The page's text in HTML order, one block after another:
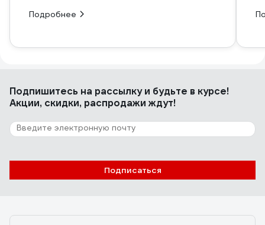
Подробнее
Подпишитесь на рассылкуи будьте в курсе!
Акции, скидки, распродажи ждут!
Подписаться